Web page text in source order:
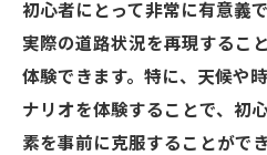
初心者にとって非常に有意義
実際の道路状況を再現するこ
体験できます。特に、天候や
ナリオを体験することで、初
素を事前に克服することがで